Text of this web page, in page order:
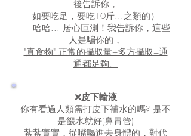
後告訴你，
如要吃足，要吃10斤...之類的）
哈哈... 居心叵測！我告訴你，這些
人是騙你的，
"真食物" 正常的攝取量+多方攝取=通
通都足夠。
❌皮下輸液
你有看過人類需打皮下補水的嗎? 是不
是餵水就好(鼻胃管)
紮紮實實，從嘴喝進去身體的，對代